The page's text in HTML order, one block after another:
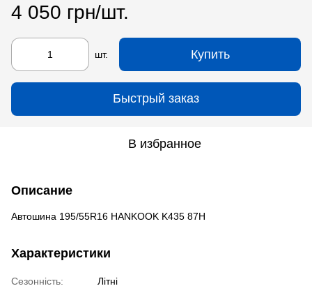
4 050 грн/шт.
шт. Купить
Быстрый заказ
В избранное
Описание
Автошина 195/55R16 HANKOOK K435 87H
Характеристики
Сезонність:
Літні